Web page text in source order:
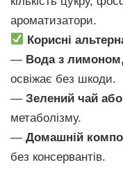
ароматизатори.
Корисні
— Вода з
освіжає без шкоди.
— Зелений чай або
метаболізму.
— Домашній
без консервантів.